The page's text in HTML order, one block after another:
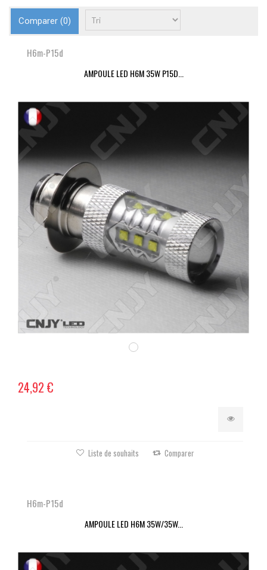
Comparer (0)
H6m-P15d
AMPOULE LED H6M 35W P15D...
24,92 €
Liste de souhaits Comparer
H6m-P15d
AMPOULE LED H6M 35W/35W...